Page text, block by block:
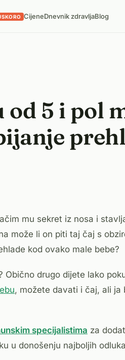
CijeneDnevnik zdravljaBlog
5 i pol
mu sekret iz nosa i
može li on piti taj čaj s
kod ovako male bebe?
Obično drugo dijete lako
, možete davati i čaj, ali ja
specijalistima za
u donošenju najboljih